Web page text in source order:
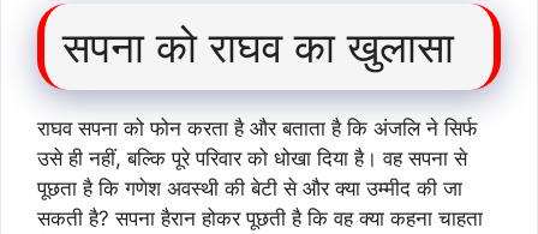
सपना को राघव का खुलासा
राघव सपना को फोन करता है और बताता है कि अंजलि ने सिर्फ
उसे ही नहीं, बल्कि पूरे परिवार को धोखा दिया है। वह सपना से
पूछता है कि गणेश अवस्थी की बेटी से और क्या उम्मीद की जा
सकती है? सपना हैरान होकर पूछती है कि वह क्या कहना चाहता